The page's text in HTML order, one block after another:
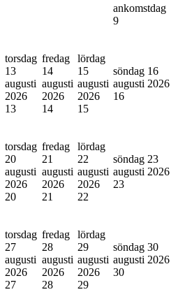
ankomstdag
9
torsdag
13
augusti
2026
13
fredag
14
augusti
2026
14
lördag
15
augusti
2026
15
söndag 16
augusti 2026
16
torsdag
20
augusti
2026
20
fredag
21
augusti
2026
21
lördag
22
augusti
2026
22
söndag 23
augusti 2026
23
torsdag
27
augusti
2026
27
fredag
28
augusti
2026
28
lördag
29
augusti
2026
29
söndag 30
augusti 2026
30